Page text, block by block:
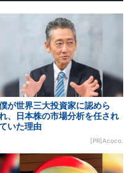
が世界三大投資家に認めら
、日本株の市場分析を任され
いた理由
[PR]Acoco.